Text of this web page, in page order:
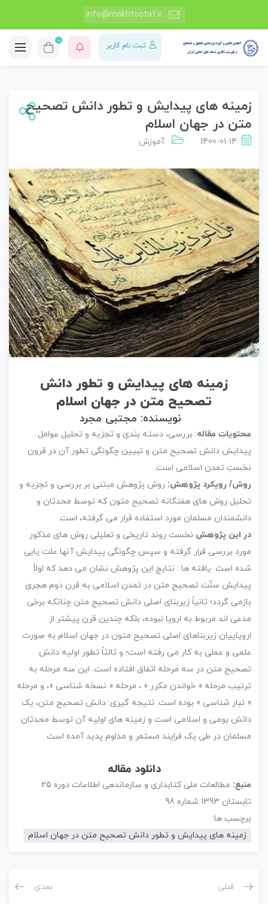
info@makhtootat.ir
ثبت نام کاربر
0
زمینه های پیدایش و تطور دانش تصحیح
متن در جهان اسلام
1400-01-14 آموزش
زمینه های پیدایش و تطور دانش
تصحیح متن در جهان اسلام
نویسنده: مجتبی مجرد
محتویات مقاله: بررسی، دسته بندی و تجزیه و تحلیل عوامل
پیدایش دانش تصحیح متن و تبیین چگونگی تطور آن در قرون
نخستِ تمدن اسلامی است.
روش/ رویکرد پژوهش: روش پژوهش مبتنی بر بررسی و تجزیه و
تحلیل روش های هفتگانه تصحیح متون که توسط محدثان و
دانشمندان مسلمان مورد استفاده قرار می گرفته، است.
در این پژوهش نخست روند تاریخی و تعلیلی روش های مذکور
مورد بررسی قرار گرفته و سپس چگونگی پیدایش آنها علت یابی
شده است. یافته ها : نتایج این پژوهش نشان می دهد که اولاً
پیدایش سنّت تصحیح متن در تمدن اسلامی به قرن دوم هجری
بازمی گردد؛ ثانیاً زیربنای اصلی دانش تصحیح متن چنانکه برخی
مدعی اند مربوط به اروپا نبوده، بلکه چندین قرن پیشتر از
اروپاییان زیربناهای اصلی تصحیح متون در جهان اسلام به صورت
علمی و عملی به کار می رفته است؛ و ثالثاً تطور اولیه دانش
تصحیح متن در سه مرحله اتفاق افتاده است. این سه مرحله به
ترتیب مرحله « خواندن مکرر » ، مرحله « نسخه شناسی »، و مرحله
« تبار شناسی » بوده است. نتیجه گیری: دانش تصحیح متن، یک
دانش بومی و اسلامی است و زمینه های اولیه آن توسط محدثان
مسلمان در طی یک فرایند مستمر و مداوم پدید آمده است.
دانلود مقاله
منبع:
مطالعات ملی کتابداری و سازماندهی اطلاعات دوره 25
تابستان 1393 شماره 98
برچسب ها:
زمینه های پیدایش و تطور دانش تصحیح متن در جهان اسلام
قبلی بعدی